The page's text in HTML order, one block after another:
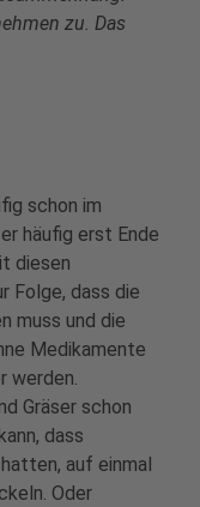
zu. Das
schon im
häufig erst Ende
diesen
Folge, dass die
muss und die
Medikamente
werden.
Gräser schon
dass
auf einmal
Oder